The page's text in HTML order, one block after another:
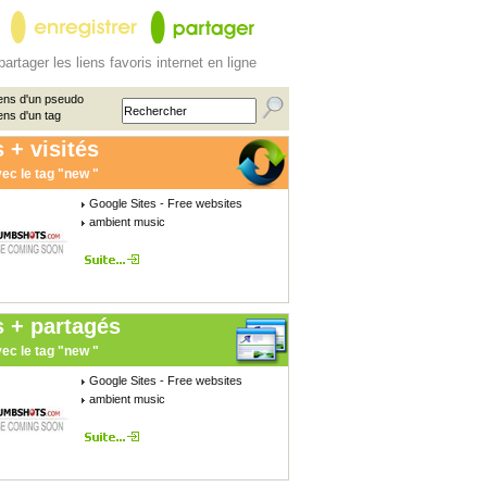
les liens favoris internet en ligne
d'un pseudo
d'un tag
+ visités
le tag "new "
Google Sites - Free websites
ambient music
+ partagés
le tag "new "
Google Sites - Free websites
ambient music